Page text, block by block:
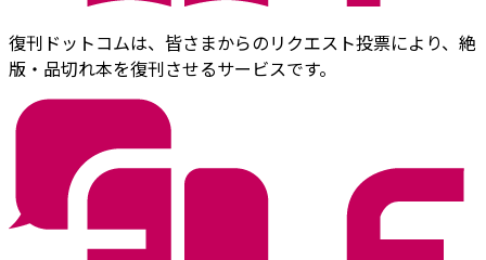
復刊ドットコムは、皆さまからのリクエスト投票により、絶
版・品切れ本を復刊させるサービスです。